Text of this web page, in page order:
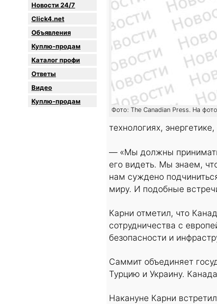
Новости 24/7
Click4.net
Объявления
Куплю-продам
Каталог профи
Oтветы
Видео
Куплю-продам
Фото: The Canadian Press. На
технологиях,
— «Мы должны
его видеть. Мы знаем,
нам суждено
миру. И подобные
Карни отметил, что
сотрудничества с
безопасности и
Саммит объединяет
Турцию и Украину.
Накануне Карни